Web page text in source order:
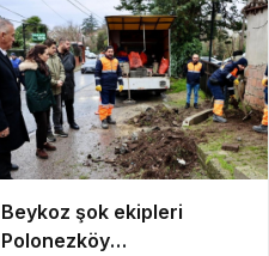
Beykoz şok ekipleri
Polonezköy